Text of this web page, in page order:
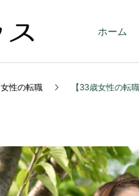
ホーム
新卒
女性の転職 【33歳女性の転